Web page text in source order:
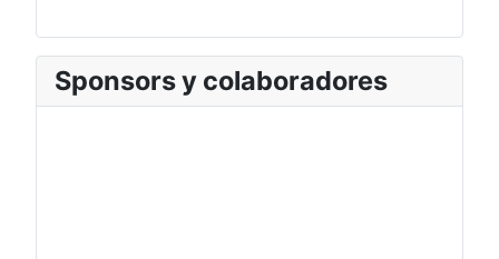
Sponsors y colaboradores